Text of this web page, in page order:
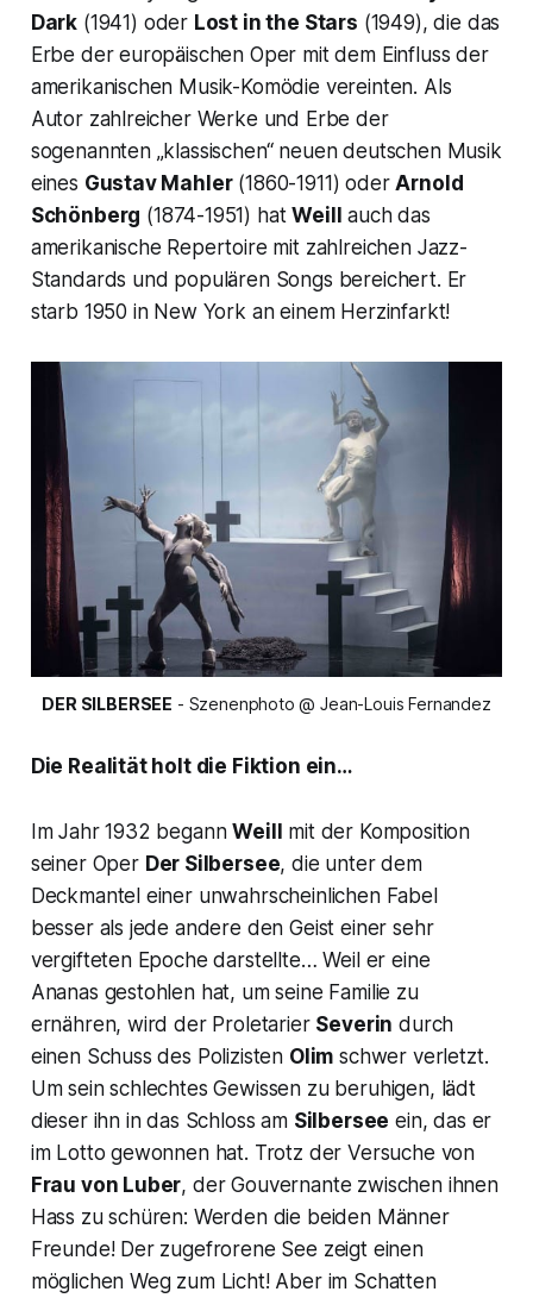
Dark (1941) oder Lost in the Stars (1949), die das
Erbe der europäischen Oper mit dem Einfluss der
amerikanischen Musik-Komödie vereinten. Als
Autor zahlreicher Werke und Erbe der
sogenannten „klassischen“ neuen deutschen Musik
eines Gustav Mahler(1860-1911) oderArnold
Schönberg (1874-1951) hatWeill
auch das
amerikanische Repertoire mit zahlreichen Jazz-
Standards und populären Songs bereichert. Er
starb 1950 in New York an einem Herzinfarkt!
DER SILBERSEE - Szenenphoto @ Jean-Louis Fernandez
Die Realität holt die Fiktion ein…
Im Jahr 1932 begannWeill mit der Komposition
seiner Oper Der Silbersee, die unter dem
Deckmantel einer unwahrscheinlichen Fabel
besser als jede andere den Geist einer sehr
vergifteten Epoche darstellte… Weil er eine
Ananas gestohlen hat, um seine Familie zu
ernähren, wird der Proletarier Severin durch
einen Schuss des Polizisten Olim schwer verletzt.
Um sein schlechtes Gewissen zu beruhigen, lädt
dieser ihn in das Schloss am Silbersee ein, das er
im Lotto gewonnen hat. Trotz der Versuche von
Frau von Luber, der Gouvernante zwischen ihnen
Hass zu schüren: Werden die beiden Männer
Freunde! Der zugefrorene See zeigt einen
möglichen Weg zum Licht! Aber im Schatten